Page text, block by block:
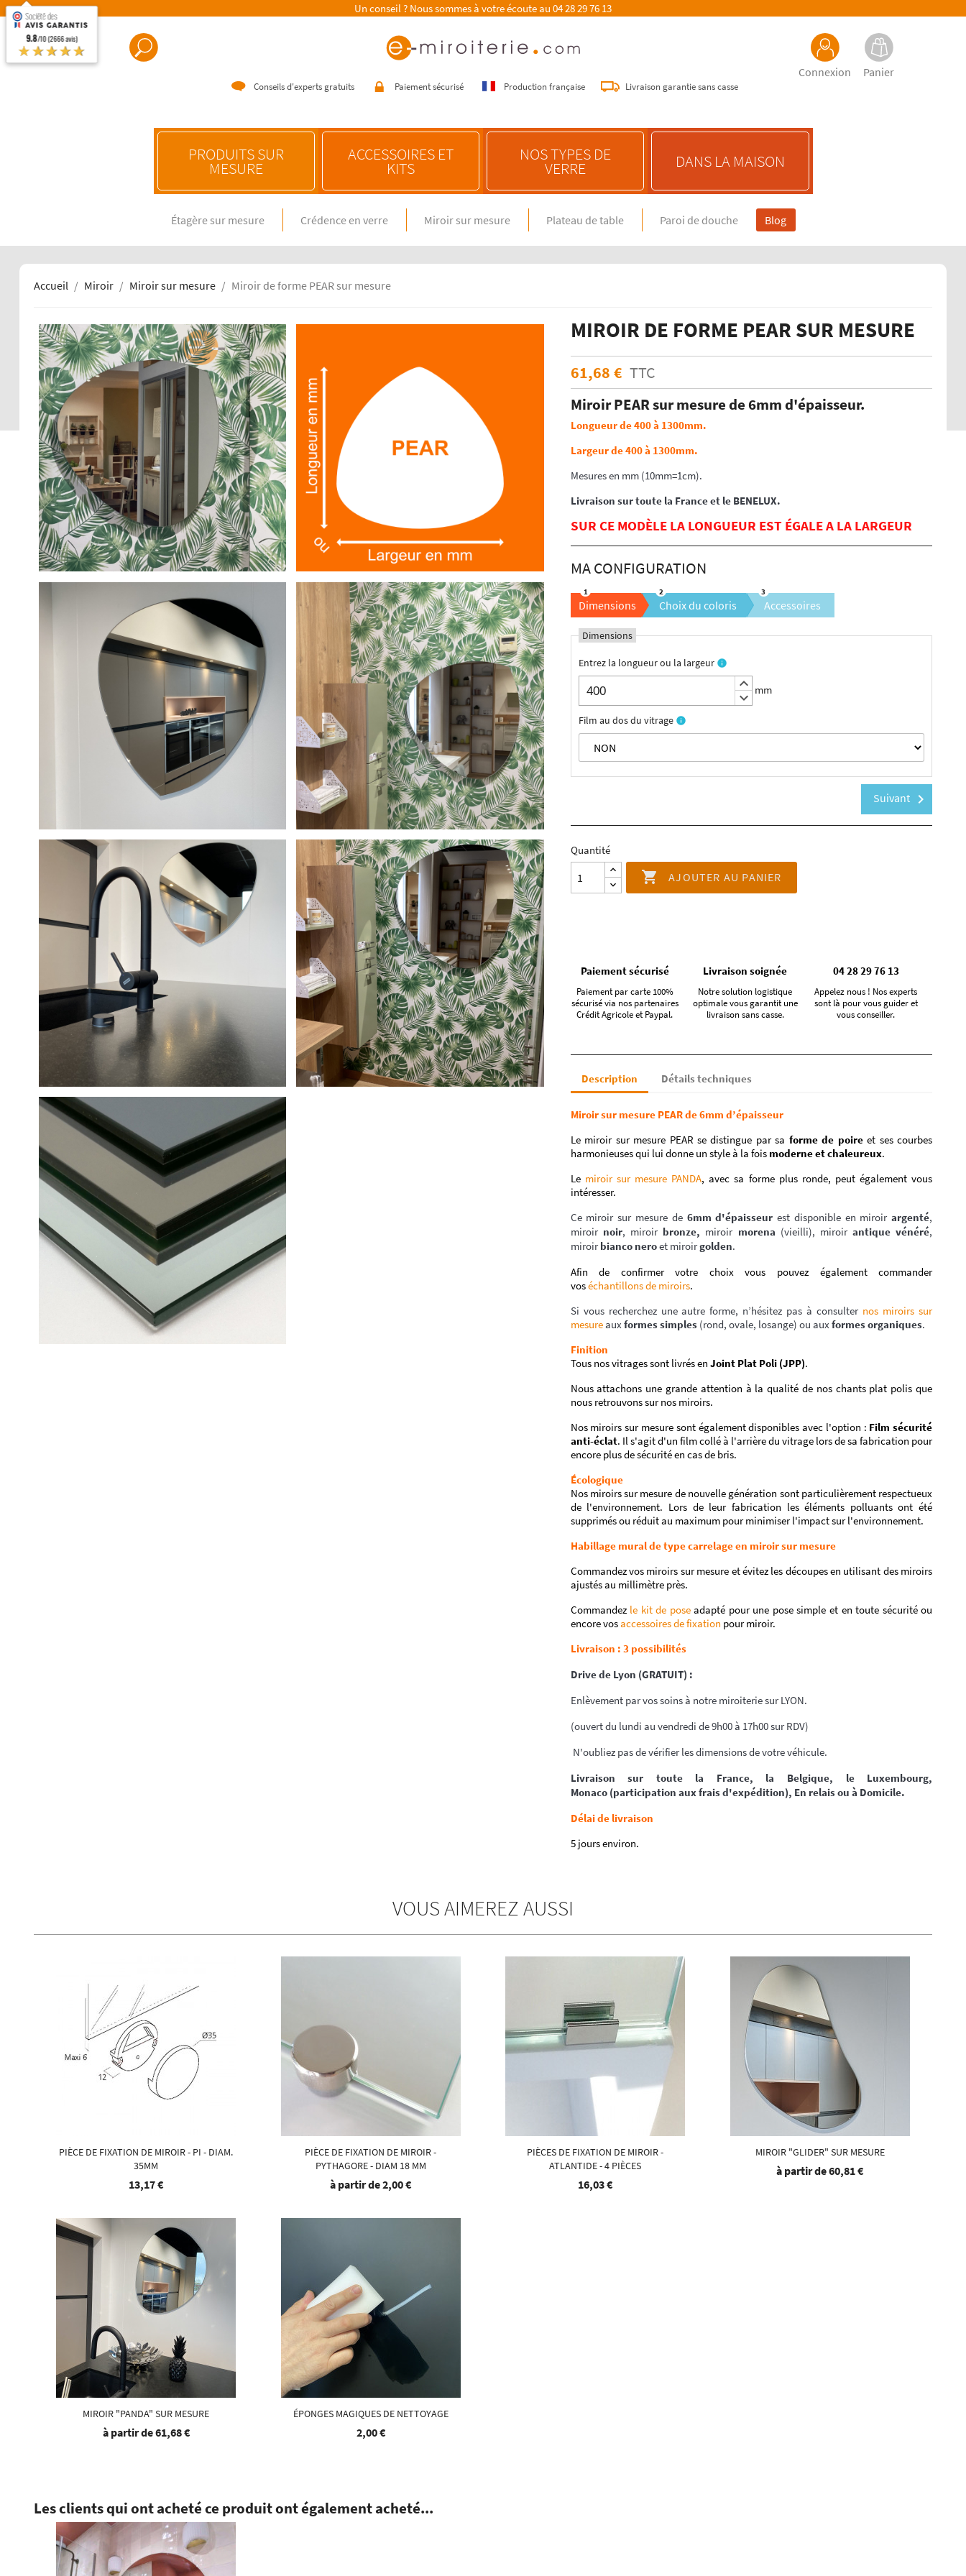
Un conseil ? Nous sommes à votre écoute au 04 28 29 76 13
Connexion Panier
Conseils d'experts gratuits Paiement sécurisé Production française Livraison garantie sans casse
PRODUITS SUR
MESURE
CRÉDENCE SUR MESURE
Crédence en verre spécial feux gaz
Crédence miroir sur mesure
Crédence en verre sur mesure
Crédence en verre laqué dimension
standard
Crédence miroir dimension standard
ACCESSOIRES DE POSE POUR
CRÉDENCE
Accessoires pour crédence
NOS CONSEILS
Choisir une crédence de cuisine
Entretenir une crédence de cuisine
Echantillons de verre dépoli emaillé et
Echantillons de verre emaillé et trempé
Echantillons de verres dépolis laqués
Echantillons de verres laqués
ACCESSOIRES ET
KITS
NOS TYPES DE
VERRE DANS LA MAISON
Étagère sur mesure Crédence en verre Miroir sur mesure Plateau de table Paroi de douche Blog
Accueil Miroir Miroir sur mesure Miroir de forme PEAR sur mesure
MIROIR DE FORME PEAR SUR MESURE
61,68 € TTC
Miroir PEAR sur mesure de 6mm d'épaisseur.
Longueur de 400 à 1300mm.
Largeur de 400 à 1300mm.
Mesures en mm (10mm=1cm).
Livraison sur toute la France et le BENELUX.
SUR CE MODÈLE LA LONGUEUR EST ÉGALE A LA LARGEUR
Dimensions Choix du coloris Accessoires
Dimensions
Entrez la longueur ou la largeur info
keyboard_arrow_up
keyboard_arrow_down mm
Film au dos du vitrage info
Suivant chevron_right
Quantité
 AJOUTER AU PANIER
Paiement sécurisé
Paiement par carte 100%
sécurisé via nos partenaires
Crédit Agricole et Paypal.
Livraison soignée
Notre solution logistique
optimale vous garantit une
livraison sans casse.
04 28 29 76 13
Appelez nous ! Nos experts
sont là pour vous guider et
vous conseiller.
Description Détails techniques
Miroir sur mesure PEAR de 6mm d’épaisseur
Le miroir sur mesure PEAR se distingue par sa forme de poireet ses courbes
harmonieuses qui lui donne un style à la fois moderne et chaleureux.
Le miroir sur mesure PANDA, avec sa forme plus ronde, peut également vous
intéresser.
Ce miroir sur mesure de6mm d'épaisseurest disponible en miroirargenté,
miroir noir, miroir bronze, miroir morena (vieilli), miroir antique vénéré,
miroirbianco neroet miroirgolden.
Afin de confirmer votre choix vous pouvez également commander
voséchantillons de miroirs.
Si vous recherchez une autre forme, n’hésitez pas à consulter nos miroirs sur
mesureauxformes simples(rond, ovale, losange) ou auxformes organiques.
Finition
Tous nos vitrages sont livrés en Joint Plat Poli (JPP).
Nous attachons une grande attention à la qualité de nos chants plat polis que
nous retrouvons sur nos miroirs.
Nos miroirs sur mesure sont également disponibles avec l'option : Film sécurité
anti-éclat. Il s'agit d'un film collé à l'arrière du vitrage lors de sa fabrication pour
encore plus de sécurité en cas de bris.
Écologique
Nos miroirs sur mesure de nouvelle génération sont particulièrement respectueux
de l'environnement. Lors de leur fabrication les éléments polluants ont été
supprimés ou réduit au maximum pour minimiser l'impact sur l'environnement.
Habillage mural de type carrelage en miroir sur mesure
Commandez vos miroirs sur mesure et évitez les découpes en utilisant des miroirs
ajustés au millimètre près.
Commandez le kit de poseadapté pour une pose simple et en toute sécurité ou
encore vosaccessoires de fixation pour miroir.
Livraison : 3 possibilités
Drive de Lyon (GRATUIT) :
Enlèvement par vos soins à notre miroiterie sur LYON.
(ouvert du lundi au vendredi de 9h00 à 17h00 sur RDV)
N'oubliez pas de vérifier les dimensions de votre véhicule.
Livraison sur toute la France, la Belgique, le Luxembourg,
Monaco (participation aux frais d'expédition), En relais ou à Domicile.
Délai de livraison
5 jours environ.
VOUS AIMEREZ AUSSI
PIÈCE DE FIXATION DE MIROIR - PI - DIAM.
35MM
13,17 €
PIÈCE DE FIXATION DE MIROIR -
PYTHAGORE - DIAM 18 MM
à partir de2,00 €
PIÈCES DE FIXATION DE MIROIR -
ATLANTIDE - 4 PIÈCES
16,03 €
MIROIR "GLIDER" SUR MESURE
à partir de60,81 €
MIROIR "PANDA" SUR MESURE
à partir de61,68 €
ÉPONGES MAGIQUES DE NETTOYAGE
2,00 €
Les clients qui ont acheté ce produit ont également acheté...
9.8/10 (2666 avis)
★★★★★